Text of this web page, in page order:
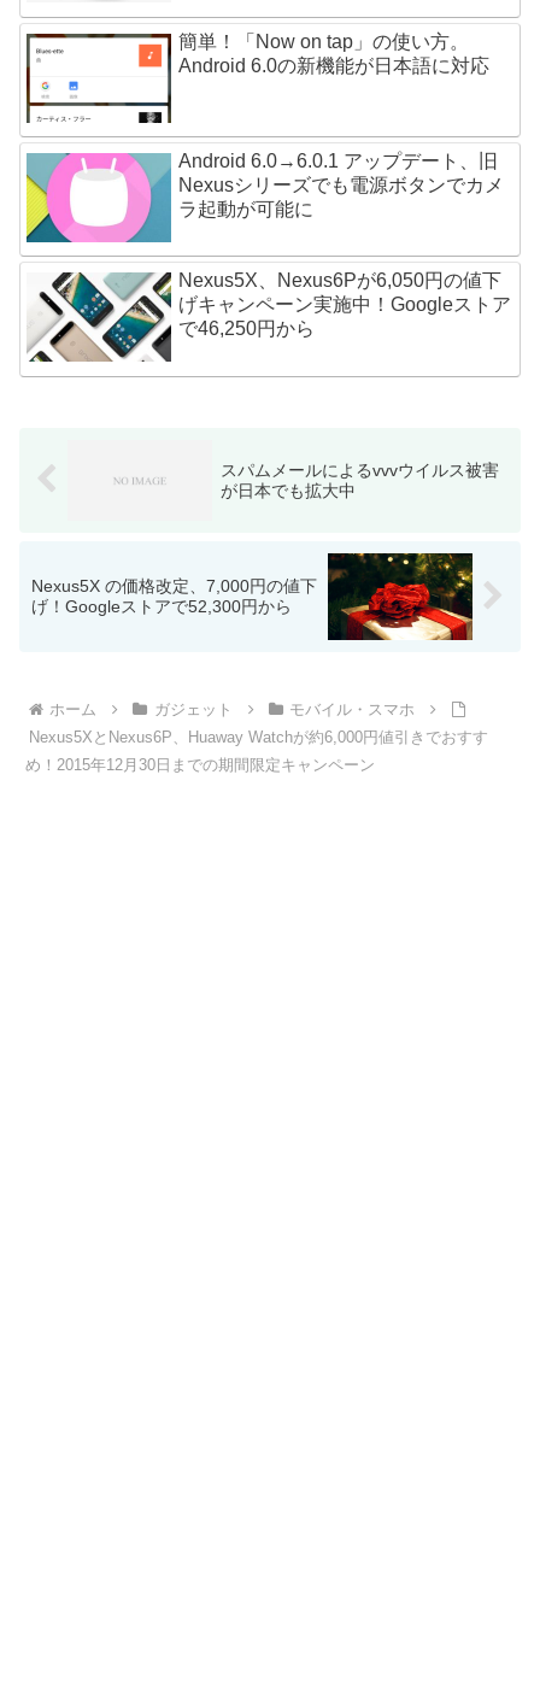
簡単！「Now on tap」の使い方。
Android 6.0の新機能が日本語に対応
Android 6.0→6.0.1 アップデート、旧
Nexusシリーズでも電源ボタンでカメ
ラ起動が可能に
Nexus5X、Nexus6Pが6,050円の値下
げキャンペーン実施中！Googleストア
で46,250円から
スパムメールによるvvvウイルス被害
が日本でも拡大中
Nexus5X の価格改定、7,000円の値下
げ！Googleストアで52,300円から
ホーム ガジェット
モバイル・スマホ
Nexus5XとNexus6P、Huaway Watchが約6,000円値引きでおすす
め！2015年12月30日までの期間限定キャンペーン